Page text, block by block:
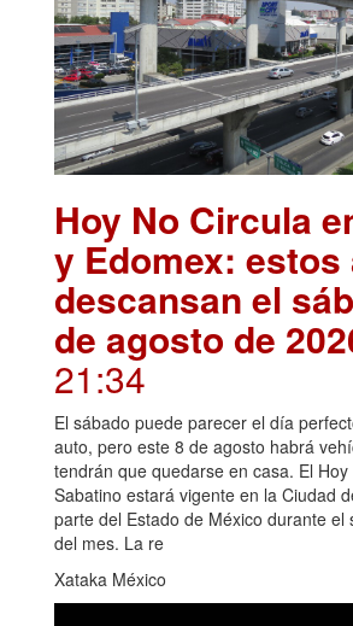
Hoy No Circula
y Edomex: estos
descansan el
de agosto de
21:34
El sábado puede parecer el día
auto, pero este 8 de agosto habrá
tendrán que quedarse en casa. El Hoy
Sabatino estará vigente en la Ciudad
parte del Estado de México durante el
del mes. La re
Xataka México